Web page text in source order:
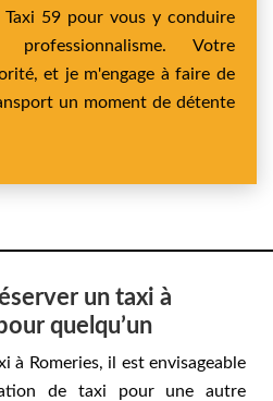
59 pour vous y conduire
Votre
et je m'engage à faire de
un moment de détente
un taxi à
quelqu’un
à Romeries, il est envisageable
de taxi pour une autre